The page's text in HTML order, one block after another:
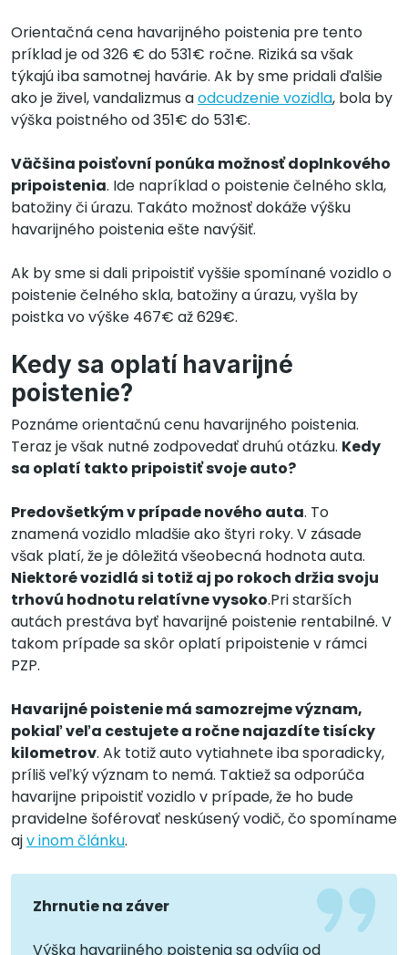
Orientačná cena havarijného poistenia pre tento
príklad je od 326 € do 531€ ročne. Riziká sa však
týkajú iba samotnej havárie. Ak by sme pridali ďalšie
ako je živel, vandalizmus aodcudzenie vozidla, bola by
výška poistného od 351€ do 531€.
Väčšina poisťovní ponúka možnosť doplnkového
pripoistenia. Ide napríklad o poistenie čelného skla,
batožiny či úrazu. Takáto možnosť dokáže výšku
havarijného poistenia ešte navýšiť.
Ak by sme si dali pripoistiť vyššie spomínané vozidlo o
poistenie čelného skla, batožiny a úrazu, vyšla by
poistka vo výške 467€ až 629€.
Kedy sa oplatí havarijné
poistenie?
Poznáme orientačnú cenu havarijného poistenia.
Teraz je však nutné zodpovedať druhú otázku. Kedy
sa oplatí takto pripoistiť svoje auto?
Predovšetkým v prípade nového auta. To
znamená vozidlo mladšie ako štyri roky. V zásade
však platí, že je dôležitá všeobecná hodnota auta.
Niektoré vozidlá si totiž aj po rokoch držia svoju
trhovú hodnotu relatívne vysoko.Pri starších
autách prestáva byť havarijné poistenie rentabilné. V
takom prípade sa skôr oplatí pripoistenie v rámci
PZP.
Havarijné poistenie má samozrejme význam,
pokiaľ veľa cestujete a ročne najazdíte tisícky
kilometrov. Ak totiž auto vytiahnete iba sporadicky,
príliš veľký význam to nemá. Taktiež sa odporúča
havarijne pripoistiť vozidlo v prípade, že ho bude
pravidelne šoférovať neskúsený vodič, čo spomíname
ajv inom článku.
Zhrnutie na záver
Výška havarijného poistenia sa odvíja od